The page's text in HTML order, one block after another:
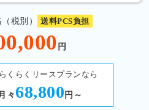
税別） 送料PCS負担
円
くらくリースプランなら
月々 68,800 円～